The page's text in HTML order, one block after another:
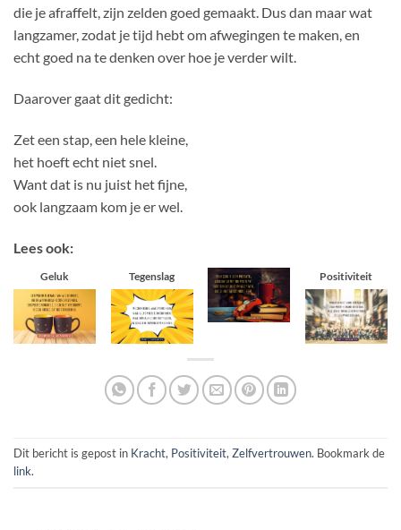
die je afraffelt, zijn zelden goed gemaakt. Dus dan maar wat
langzamer, zodat je tijd hebt om afwegingen te maken, en
echt goed na te denken over hoe je verder wilt.
Daarover gaat dit gedicht:
Zet een stap, een hele kleine,
het hoeft echt niet snel.
Want dat is nu juist het fijne,
ook langzaam kom je er wel.
Lees ook:
Geluk Tegenslag Positiviteit
Dit bericht is gepost in Kracht, Positiviteit,Zelfvertrouwen. Bookmark de
link.